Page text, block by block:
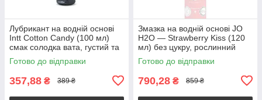
Лубрикант на водній основі
Intt Cotton Candy (100 мл)
смак солодка вата, густий та
ковзний
Готово до відправки
357,88 ₴ 389 ₴
Змазка на водній основі JO
H2O — Strawberry Kiss (120
мл) без цукру, рослинний
гліцерин
Готово до відправки
790,28 ₴ 859 ₴